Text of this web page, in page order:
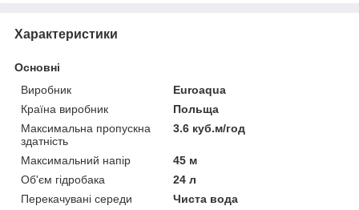
Характеристики
Основні
Виробник
Euroaqua
Країна виробник
Польща
Максимальна пропускна
здатність
3.6 куб.м/год
Максимальний напір
45 м
Об'єм гідробака
24 л
Перекачувані середи
Чиста вода